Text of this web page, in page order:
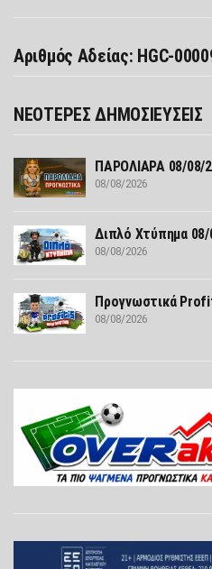
Αριθμός Αδείας: HGC-
ΝΕΟΤΕΡΕΣ ΔΗΜΟΣΙΕΥΣΕΙΣ
ΠΑΡΟΛΙΑΡΑ 08/08/
08/08/2026
Διπλό Χτύπημα 08/
08/08/2026
Προγνωστικά
08/08/2026